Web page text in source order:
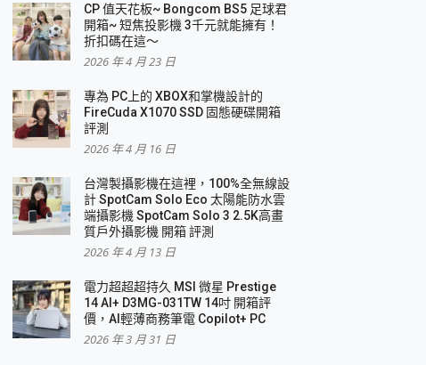
寫
挑戰任務抽 PS5！
開箱 評測
與強大供電效能
智慧聯網螢幕 開箱 評測
1可攜摺疊無線充電器 開箱 評測
優質
評測
到處走
CP 值天花板~ Bongcom BS5 足球君
開箱~ 短焦投影機 3千元就能擁有！
折扣碼在這～
2026 年 4 月 23 日
專為 PC上的 XBOX和掌機設計的
FireCuda X1070 SSD 固態硬碟開箱
評測
2026 年 4 月 16 日
台灣製攝影機在這裡，100%全無線設
計 SpotCam Solo Eco 太陽能防水雲
端攝影機 SpotCam Solo 3 2.5K高畫
質戶外攝影機 開箱 評測
2026 年 4 月 13 日
電力超超超持久 MSI 微星 Prestige
14 AI+ D3MG-031TW 14吋 開箱評
價，AI輕薄商務筆電 Copilot+ PC
2026 年 3 月 31 日